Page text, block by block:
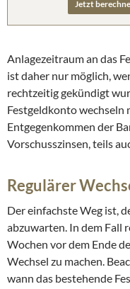
Anlagezeitraum an das
ist daher nur möglich,
rechtzeitig gekündigt
Festgeldkonto wechseln
Entgegenkommen der
Vorschusszinsen, teils
Regulärer
Der einfachste Weg ist,
abzuwarten. In dem Fall
Wochen vor dem Ende
Wechsel zu machen.
wann das bestehende